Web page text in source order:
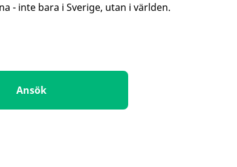
- inte bara i Sverige, utan i världen.
Ansök